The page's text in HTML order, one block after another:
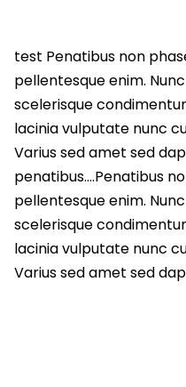
test Penatibus non
pellentesque enim.
scelerisque
lacinia vulputate nunc
Varius sed amet sed
penatibus….Penatibus
pellentesque enim.
scelerisque
lacinia vulputate nunc
Varius sed amet sed